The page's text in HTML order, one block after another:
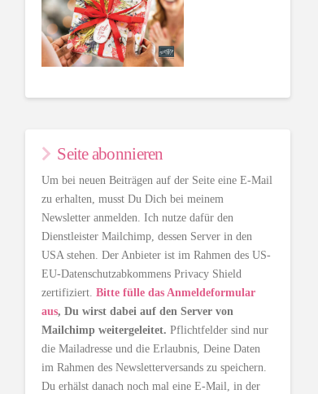
Seite abonnieren
Um bei neuen Beiträgen auf der Seite eine E-Mail
zu erhalten, musst Du Dich bei meinem
Newsletter anmelden. Ich nutze dafür den
Dienstleister Mailchimp, dessen Server in den
USA stehen. Der Anbieter ist im Rahmen des US-
EU-Datenschutzabkommens Privacy Shield
zertifiziert.Bitte fülle das Anmeldeformular
aus, Du wirst dabei auf den Server von
Mailchimp weitergeleitet. Pflichtfelder sind nur
die Mailadresse und die Erlaubnis, Deine Daten
im Rahmen des Newsletterversands zu speichern.
Du erhälst danach noch mal eine E-Mail, in der